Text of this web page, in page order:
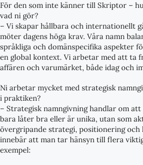
För den som inte känner till Skriptor –
vad ni gör?
– Vi skapar hållbara och internationellt
möter dagens höga krav. Våra namn
språkliga och domänspecifika aspekter
en global kontext. Vi arbetar med att ta
affären och varumärket, både idag och
Ni arbetar mycket med strategisk
i praktiken?
– Strategisk namngivning handlar om att
bara låter bra eller är unika, utan som
övergripande strategi, positionering och
innebär att man tar hänsyn till flera
exempel: